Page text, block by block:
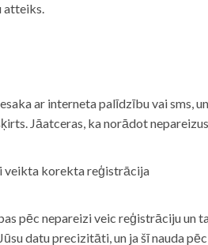
atteiks.
ar interneta palīdzību vai
Jāatceras, ka norādot
veikta korekta reģistrācija
pēc nepareizi veic reģistrāciju
datu precizitāti, un ja šī nauda